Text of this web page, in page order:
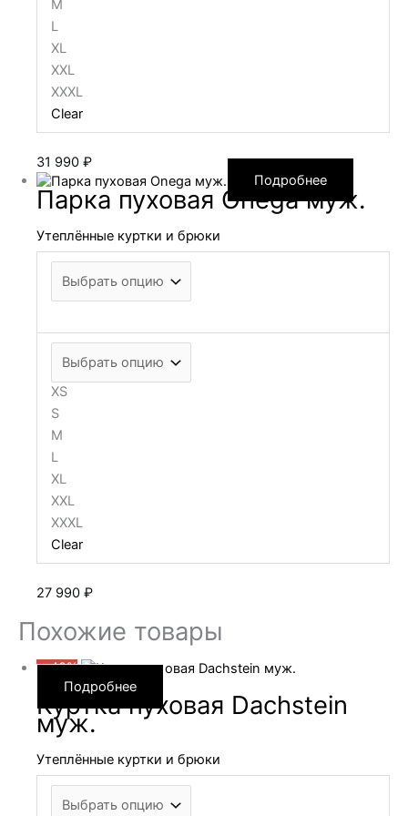
M
L
XL
XXL
XXXL
Clear
31 990 ₽
Подробнее
Парка пуховая Onega муж.
Утеплённые куртки и брюки
XS
S
M
L
XL
XXL
XXXL
Clear
27 990 ₽
Похожие товары
—40%
Подробнее
Куртка пуховая Dachstein
муж.
Утеплённые куртки и брюки